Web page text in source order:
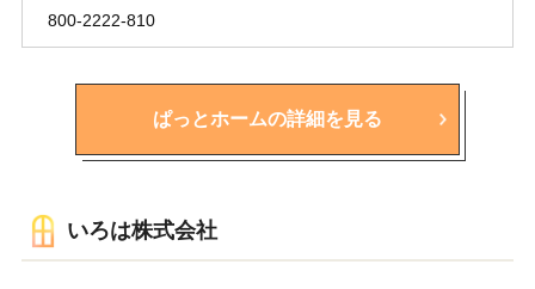
800-2222-810
ぱっとホームの詳細を見る
いろは株式会社